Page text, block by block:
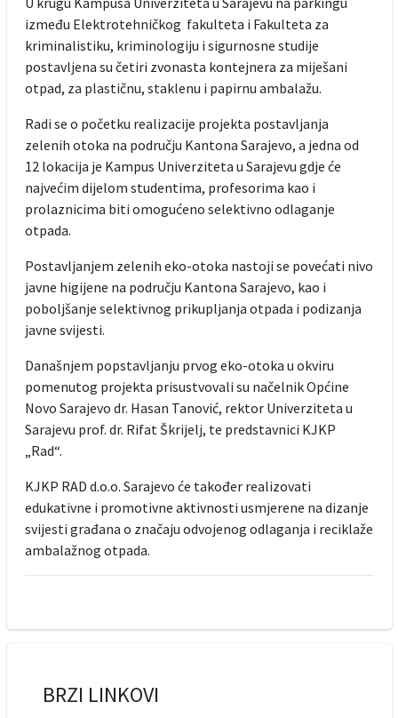
između Elektrotehničkog fakulteta i Fakulteta za
kriminalistiku, kriminologiju i sigurnosne studije
postavljena su četiri zvonasta kontejnera za miješani
otpad, za plastičnu, staklenu i papirnu ambalažu.
Radi se o početku realizacije projekta postavljanja
zelenih otoka na području Kantona Sarajevo, a jedna od
12 lokacija je Kampus Univerziteta u Sarajevu gdje će
najvećim dijelom studentima, profesorima kao i
prolaznicima biti omogućeno selektivno odlaganje
otpada.
Postavljanjem zelenih eko-otoka nastoji se povećati nivo
javne higijene na području Kantona Sarajevo, kao i
poboljšanje selektivnog prikupljanja otpada i podizanja
javne svijesti.
Današnjem popstavljanju prvog eko-otoka u okviru
pomenutog projekta prisustvovali su načelnik Općine
Novo Sarajevo dr. Hasan Tanović, rektor Univerziteta u
Sarajevu prof. dr. Rifat Škrijelj, te predstavnici KJKP
„Rad“.
KJKP RAD d.o.o. Sarajevo će također realizovati
edukativne i promotivne aktivnosti usmjerene na dizanje
svijesti građana o značaju odvojenog odlaganja i reciklaže
ambalažnog otpada.
BRZI LINKOVI